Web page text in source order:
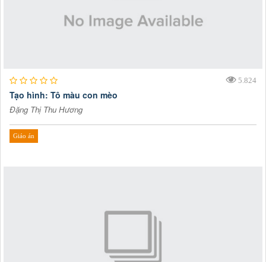
5.824
Tạo hình: Tô màu con mèo
Đặng Thị Thu Hương
Giáo án